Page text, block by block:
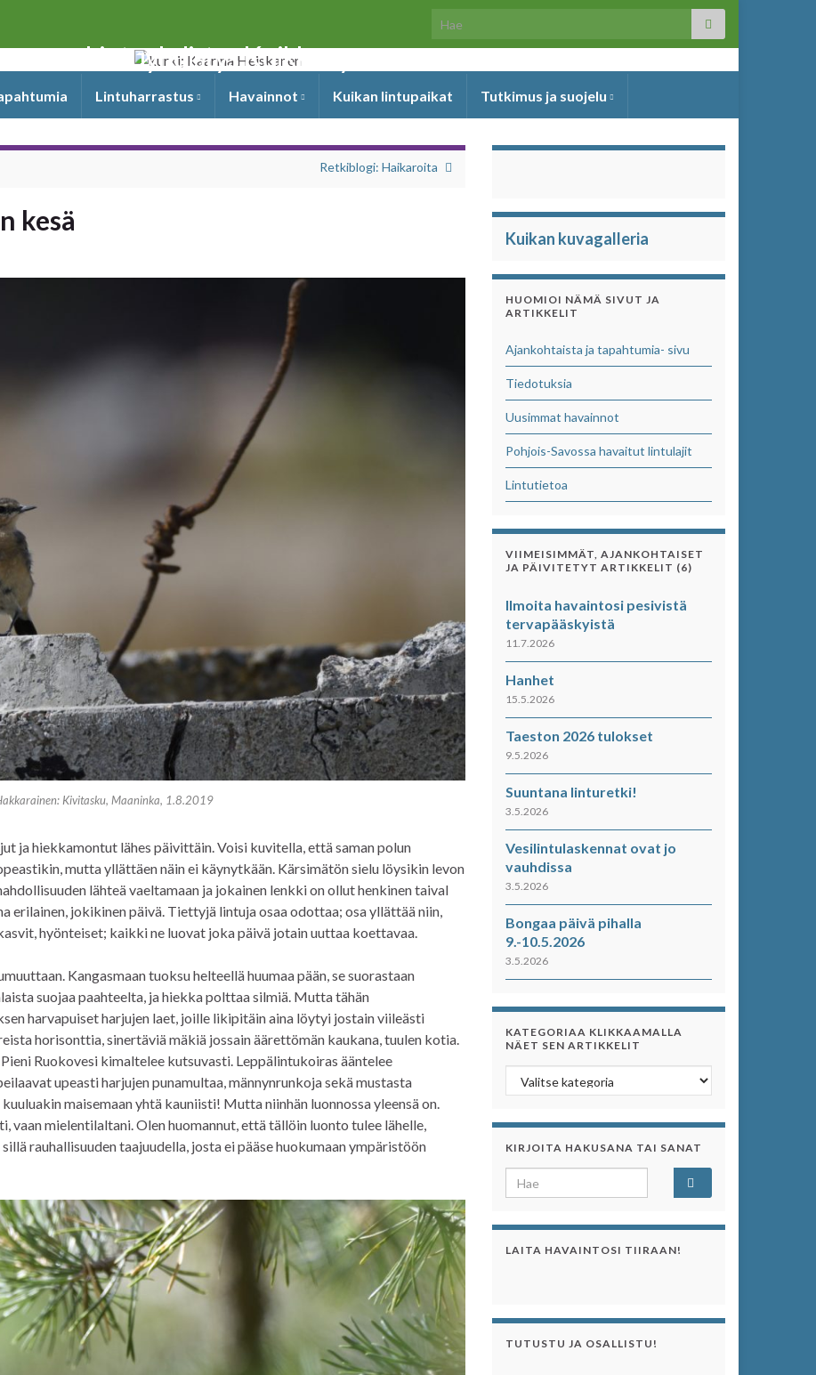
Search for:
Lintuyhdistys Kuikka ry
Lintuharrastus Havainnot Kuikan lintupaikat Tutkimus ja suojelu
Retkiblogi: Haikaroita
kesä
Kivitasku, Maaninka, 1.8.2019
ja hiekkamontut lähes päivittäin. Voisi kuvitella, että saman polun
mutta yllättäen näin ei käynytkään. Kärsimätön sielu löysikin levon
lähteä vaeltamaan ja jokainen lenkki on ollut henkinen taival
erilainen, jokikinen päivä. Tiettyjä lintuja osaa odottaa; osa yllättää niin,
hyönteiset; kaikki ne luovat joka päivä jotain uuttaa koettavaa.
Kangasmaan tuoksu helteellä huumaa pään, se suorastaan
suojaa paahteelta, ja hiekka polttaa silmiä. Mutta tähän
harvapuiset harjujen laet, joille likipitäin aina löytyi jostain viileästi
horisonttia, sinertäviä mäkiä jossain äärettömän kaukana, tuulen kotia.
Ruokovesi kimaltelee kutsuvasti. Leppälintukoiras ääntelee
upeasti harjujen punamultaa, männynrunkoja sekä mustasta
maisemaan yhtä kauniisti! Mutta niinhän luonnossa yleensä on.
vaan mielentilaltani. Olen huomannut, että tällöin luonto tulee lähelle,
rauhallisuuden taajuudella, josta ei pääse huokumaan ympäristöön
Kuikan kuvagalleria
HUOMIOI NÄMÄ SIVUT JA
ARTIKKELIT
Ajankohtaista ja tapahtumia- sivu
Tiedotuksia
Uusimmat havainnot
Pohjois-Savossa havaitut lintulajit
Lintutietoa
VIIMEISIMMÄT, AJANKOHTAISET
JA PÄIVITETYT ARTIKKELIT (6)
Ilmoita havaintosi pesivistä
tervapääskyistä
11.7.2026
Hanhet
15.5.2026
Taeston 2026 tulokset
9.5.2026
Suuntana linturetki!
3.5.2026
Vesilintulaskennat ovat jo
vauhdissa
3.5.2026
Bongaa päivä pihalla
9.-10.5.2026
3.5.2026
KATEGORIAA KLIKKAAMALLA
NÄET SEN ARTIKKELIT
Kategoriaa klikkaamalla näet sen artikkelit
KIRJOITA HAKUSANA TAI SANAT
Search for:
LAITA HAVAINTOSI TIIRAAN!
TUTUSTU JA OSALLISTU!